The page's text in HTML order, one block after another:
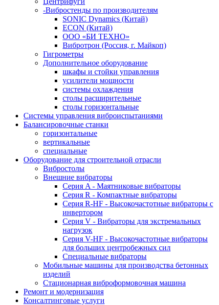
-Вибростенды по производителям
SONIC Dynamics (Китай)
ECON (Китай)
ООО «БИ ТЕХНО»
Вибротрон (Россия, г. Майкоп)
Гигрометры
Дополнительное оборудование
шкафы и стойки управления
усилители мощности
системы охлаждения
столы расширительные
столы горизонтальные
Системы управления виброиспытаниями
Балансировочные станки
горизонтальные
вертикальные
специальные
Оборудование для строительной отрасли
Вибростолы
Внешние вибраторы
Серия A - Маятниковые вибраторы
Серия R - Компактные вибраторы
Серия R-HF - Высокочастотные вибраторы с
инвертором
Серия V - Вибраторы для экстремальных
нагрузок
Серия V-HF - Высокочастотные вибраторы
для больших центробежных сил
Специальные вибраторы
Мобильные машины для производства бетонных
изделий
Стационарная виброформовочная машина
Ремонт и модернизация
Консалтинговые услуги